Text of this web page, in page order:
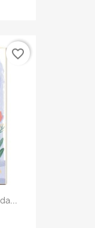
favorite_border